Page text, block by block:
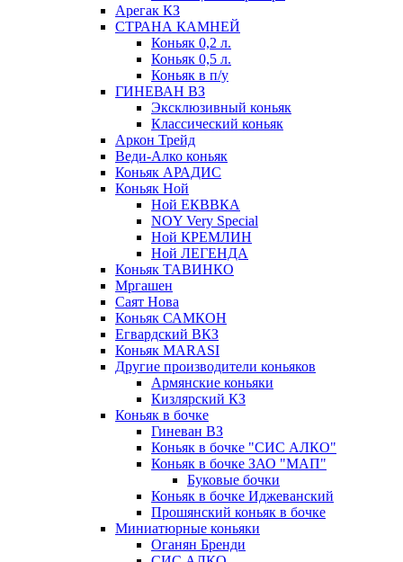
Арегак КЗ
СТРАНА КАМНЕЙ
Коньяк 0,2 л.
Коньяк 0,5 л.
Коньяк в п/у
ГИНЕВАН ВЗ
Эксклюзивный коньяк
Классический коньяк
Аркон Трейд
Веди-Алко коньяк
Коньяк АРАДИС
Коньяк Ной
Ной ЕКВВКА
NOY Very Special
Ной КРЕМЛИН
Ной ЛЕГЕНДА
Коньяк ТАВИНКО
Мргашен
Саят Нова
Коньяк САМКОН
Егвардский ВКЗ
Коньяк MARASI
Другие производители коньяков
Армянские коньяки
Кизлярский КЗ
Коньяк в бочке
Гиневан ВЗ
Коньяк в бочке "СИС АЛКО"
Коньяк в бочке ЗАО "МАП"
Буковые бочки
Коньяк в бочке Иджеванский
Прошянский коньяк в бочке
Миниатюрные коньяки
Оганян Бренди